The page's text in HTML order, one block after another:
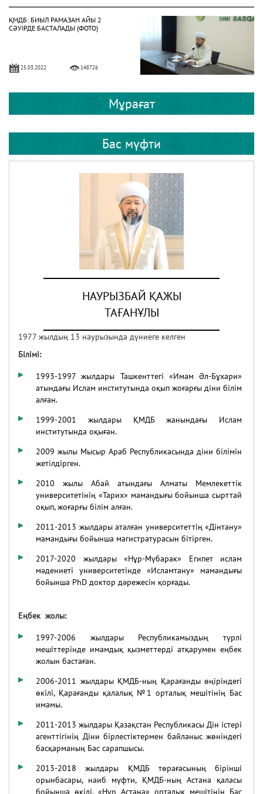
ҚМДБ: БИЫЛ РАМАЗАН АЙЫ 2
СӘУІРДЕ БАСТАЛАДЫ (ФОТО)
25.03.2022 148726
ЕРЕЖЕП ​​– БЕРЕКЕЛІ АЙ
24 СӘУІР – РАМАЗАН АЙЫНЫҢ
НАУРЫЗБАЙ ҚАЖЫ ТАҒАНҰЛЫ БАС
МҮФТИ БОЛЫП САЙЛАНДЫ (ФОТО)
43775
МЕРЕКЕСІНІҢ БІРІНШІ КҮНІ!
30.06.2022
Мұрағат
Бас мүфти
НАУРЫЗБАЙ ҚАЖЫ
ТАҒАНҰЛЫ
1977 жылдың 13 наурызында дүниеге келген
Білімі:
1993-1997 жылдары Ташкенттегі «Имам Әл-Бұхари»
атындағы Ислам институтында оқып жоғарғы діни білім
алған.
1999-2001 жылдары ҚМДБ жанындағы Ислам
институтында оқыған.
2009 жылы Мысыр Араб Республикасында діни білімін
жетілдірген.
2010 жылы Абай атындағы Алматы Мемлекеттік
университетінің «Тарих» мамандығы бойынша сырттай
оқып, жоғарғы білім алған.
2011-2013 жылдары аталған университеттің «Дінтану»
мамандығы бойынша магистратурасын бітірген.
2017-2020 жылдары «Нұр-Мүбарак» Египет ислам
мәдениеті университетінде «Исламтану» мамандығы
бойынша PhD доктор дәрежесін қорғады.
Еңбек жолы:
1997-2006 жылдары Республикамыздың түрлі
мешіттерінде имамдық қызметтерді атқарумен еңбек
жолын бастаған.
2006-2011 жылдары ҚМДБ-ның Қарағанды өңіріндегі
өкілі, Қарағанды қалалық №1 орталық мешітінің Бас
имамы.
2011-2013 жылдары Қазақстан Республикасы Дін істері
агенттігінің Діни бірлестіктермен байланыс жөніндегі
басқарманың Бас сарапшысы.
2013-2018 жылдары ҚМДБ төрағасының бірінші
орынбасары, наиб мүфти, ҚМДБ-ның Астана қаласы
бойынша өкілі, «Нұр Астана» орталық мешітінің Бас